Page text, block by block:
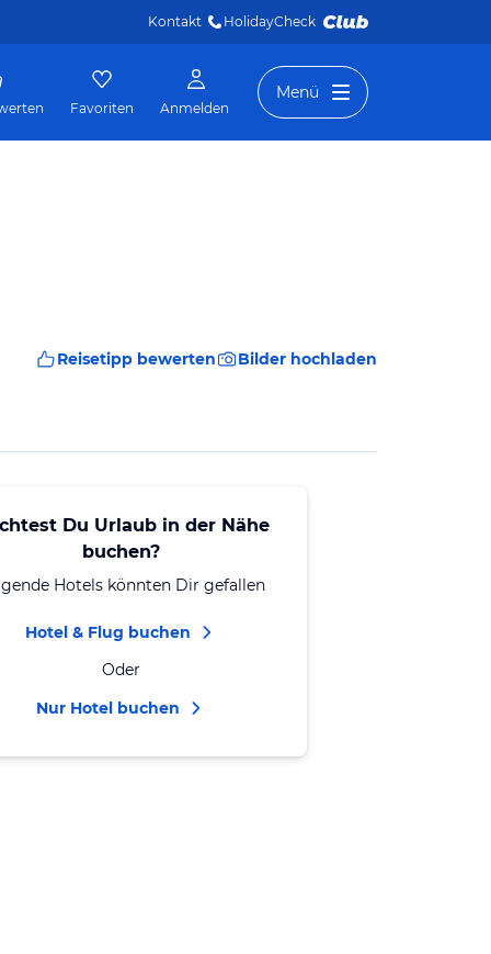
Kontakt HolidayCheck
Favoriten Anmelden
Menü
Reisetipp bewerten Bilder hochladen
Du Urlaub in der Nähe
buchen?
Hotels könnten Dir gefallen
Hotel & Flug buchen
Oder
Nur Hotel buchen